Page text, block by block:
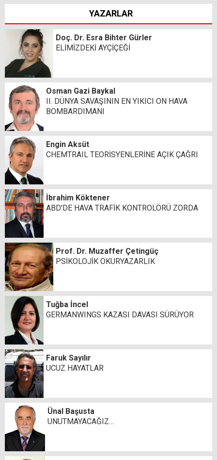
YAZARLAR
Doç. Dr. Esra Bihter Gürler
ELİMİZDEKİ AYÇİÇEĞİ
Osman Gazi Baykal
II. DÜNYA SAVAŞININ EN YIKICI ON HAVA
BOMBARDIMANI
Engin Aksüt
CHEMTRAIL TEORİSYENLERİNE AÇIK ÇAĞRI
İbrahim Köktener
ABD'DE HAVA TRAFİK KONTROLÖRÜ ZORDA
Prof. Dr. Muzaffer Çetingüç
PSİKOLOJİK OKURYAZARLIK
Tuğba İncel
GERMANWINGS KAZASI DAVASI SÜRÜYOR
Faruk Sayılır
UCUZ HAYATLAR
Ünal Başusta
UNUTMAYACAĞIZ…